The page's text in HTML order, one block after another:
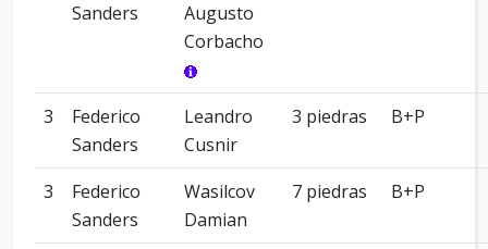
Sanders
Augusto
Corbacho
3
Federico
Sanders
Leandro
Cusnir
3 piedras B+P
3
Federico
Sanders
Wasilcov
Damian
7 piedras B+P